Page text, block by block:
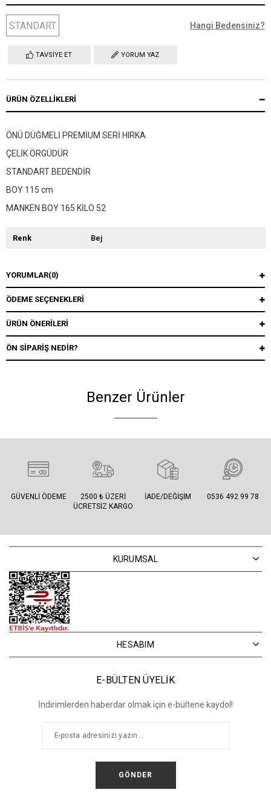
STANDART Hangi Bedensiniz?
TAVSIYE ET YORUM YAZ
ÜRÜN ÖZELLIKLERI
ÖNÜ DÜĞMELİ PREMİUM SERİ HIRKA
ÇELİK ÖRGÜDÜR
STANDART BEDENDİR
BOY 115 cm
MANKEN BOY 165 KİLO 52
Renk Bej
YORUMLAR(0)
ÖDEME SEÇENEKLERI
ÜRÜN ÖNERILERI
ÖN SIPARIŞ NEDIR?
Benzer Ürünler
GÜVENLI ÖDEME
2500 ₺ ÜZERI
ÜCRETSIZ KARGO
İADE/DEĞIŞIM 0536 492 99 78
KURUMSAL
HESABIM
E-BÜLTEN ÜYELİK
İndirimlerden haberdar olmak için e-bültene kaydol!
GÖNDER